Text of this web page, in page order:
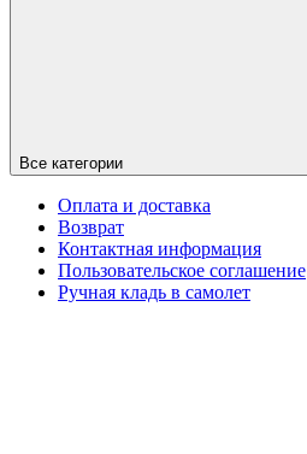
Все категории
Оплата и доставка
Возврат
Контактная информация
Пользовательское соглашение
Ручная кладь в самолет